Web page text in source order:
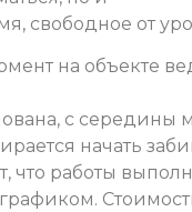
свободное от
на объекте
с середины
начать
что работы